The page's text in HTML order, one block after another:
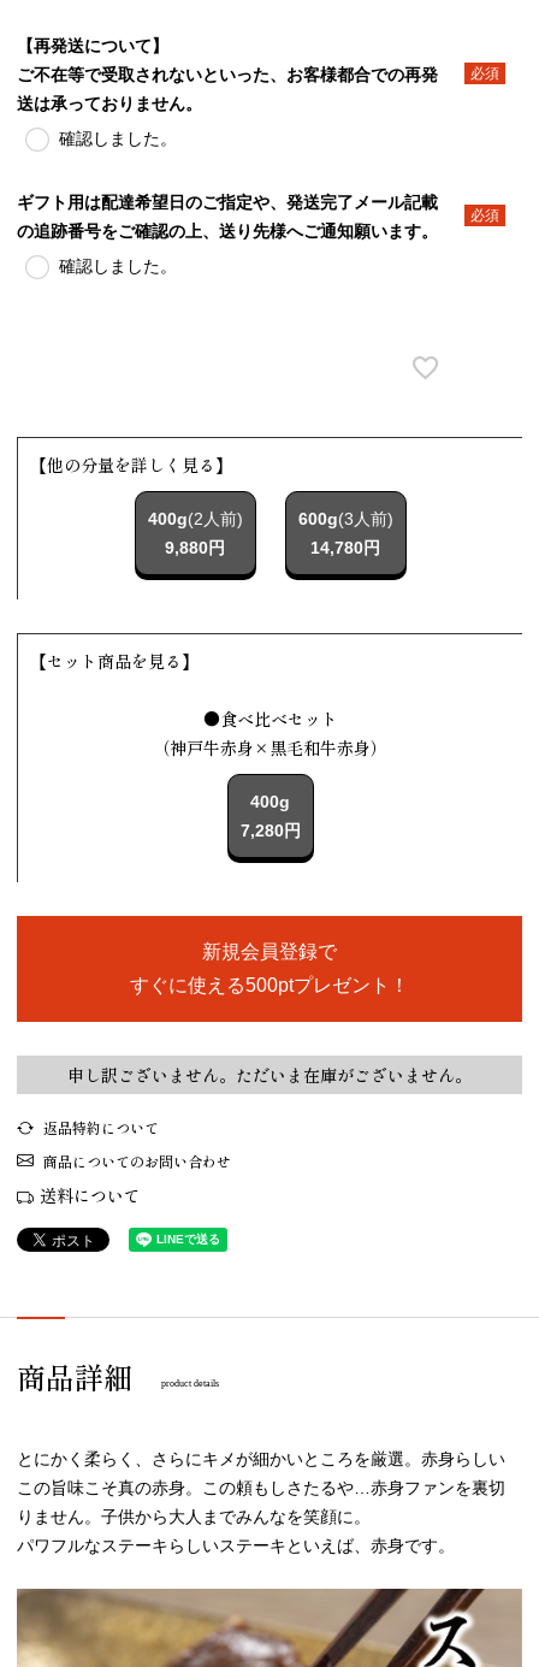
【再発送について】
ご不在等で受取されないといった、お客様都合での再発
送は承っておりません。
確認しました。
ギフト用は配達希望日のご指定や、発送完了メール記載
の追跡番号をご確認の上、送り先様へご通知願います。
確認しました。
【他の分量を詳しく見る】
400g(2人前)
9,880円
600g(3人前)
14,780円
【セット商品を見る】
●食べ比べセット
（神戸牛赤身×黒毛和牛赤身）
400g
7,280円
新規会員登録で
すぐに使える500ptプレゼント！
申し訳ございません。ただいま在庫がございません。
返品特約について
商品についてのお問い合わせ
送料について
商品詳細 product details
とにかく柔らく、さらにキメが細かいところを厳選。赤身らしい
この旨味こそ真の赤身。この頼もしさたるや…赤身ファンを裏切
りません。子供から大人までみんなを笑顔に。
パワフルなステーキらしいステーキといえば、赤身です。